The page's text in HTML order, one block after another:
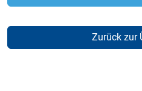
Zurück zur